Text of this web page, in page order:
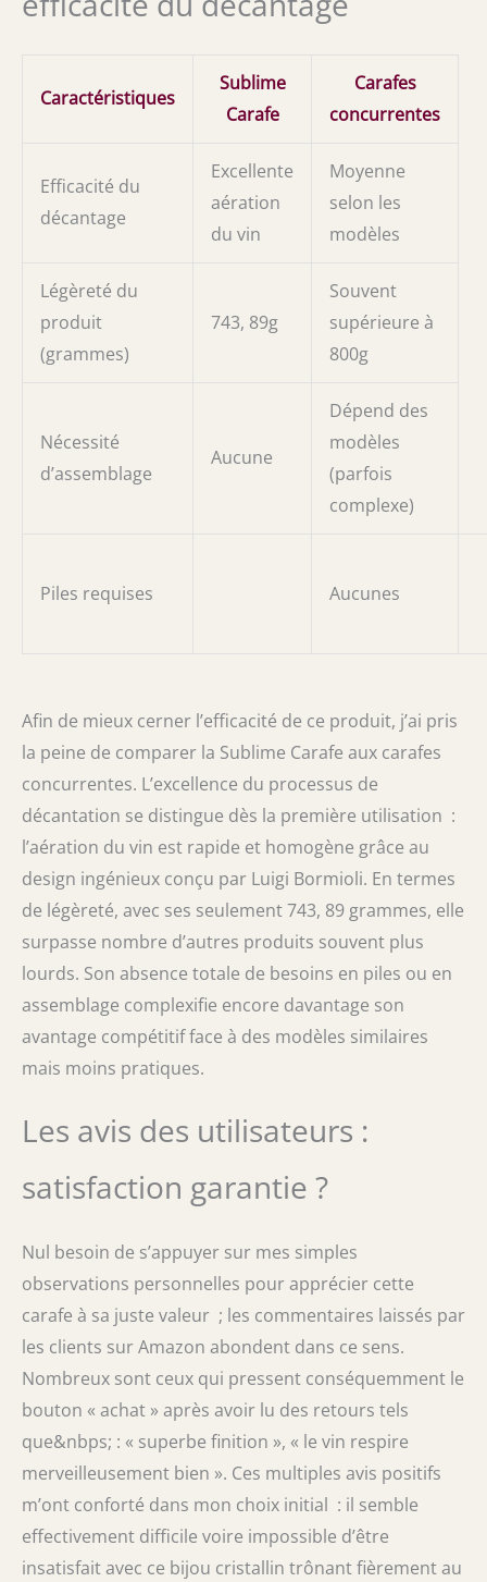
Caractéristiques
Sublime
Carafe
Carafes
concurrentes
Efficacité du
décantage
Excellente
aération
du vin
Moyenne
selon les
modèles
Légèreté du
produit
(grammes)
743, 89g
Souvent
supérieure à
800g
Nécessité
d’assemblage
Aucune
Dépend des
modèles
(parfois
complexe)
Piles requises Aucunes
Afin de mieux cerner l’efficacité de ce produit, j’ai pris
la peine de comparer la Sublime Carafe aux carafes
concurrentes. L’excellence du processus de
décantation se distingue dès la première utilisation :
l’aération du vin est rapide et homogène grâce au
design ingénieux conçu par Luigi Bormioli. En termes
de légèreté, avec ses seulement 743, 89 grammes, elle
surpasse nombre d’autres produits souvent plus
lourds. Son absence totale de besoins en piles ou en
assemblage complexifie encore davantage son
avantage compétitif face à des modèles similaires
mais moins pratiques.
Les avis des utilisateurs :
satisfaction garantie ?
Nul besoin de s’appuyer sur mes simples
observations personnelles pour apprécier cette
carafe à sa juste valeur ; les commentaires laissés par
les clients sur Amazon abondent dans ce sens.
Nombreux sont ceux qui pressent conséquemment le
bouton « achat » après avoir lu des retours tels
que&nbps; : « superbe finition », « le vin respire
merveilleusement bien ». Ces multiples avis positifs
m’ont conforté dans mon choix initial : il semble
effectivement difficile voire impossible d’être
insatisfait avec ce bijou cristallin trônant fièrement au